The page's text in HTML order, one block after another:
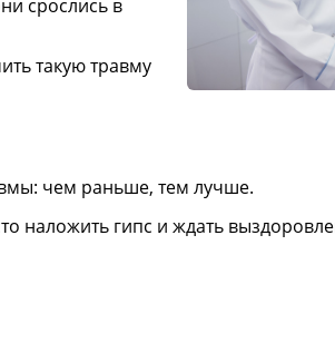
срослись в
такую травму
чем раньше, тем лучше.
наложить гипс и ждать